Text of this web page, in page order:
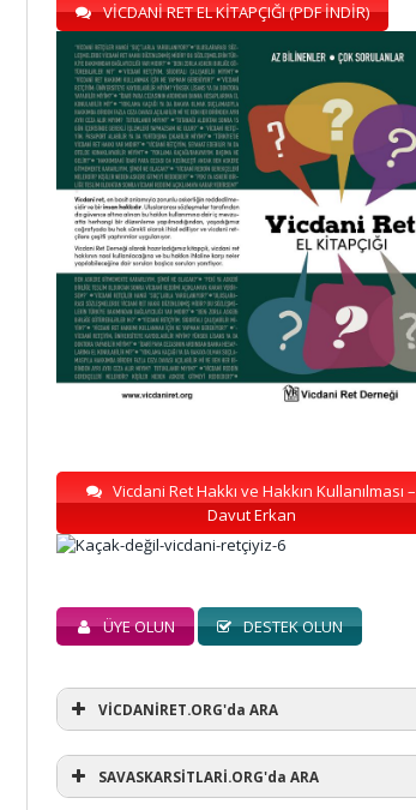
VİCDANİ RET EL KİTAPÇIĞI (PDF İNDİR)
Vicdani Ret Hakkı ve Hakkın Kullanılması –
Davut Erkan
ÜYE OLUN DESTEK OLUN
VİCDANİRET.ORG'da ARA
SAVASKARSİTLARİ.ORG'da ARA